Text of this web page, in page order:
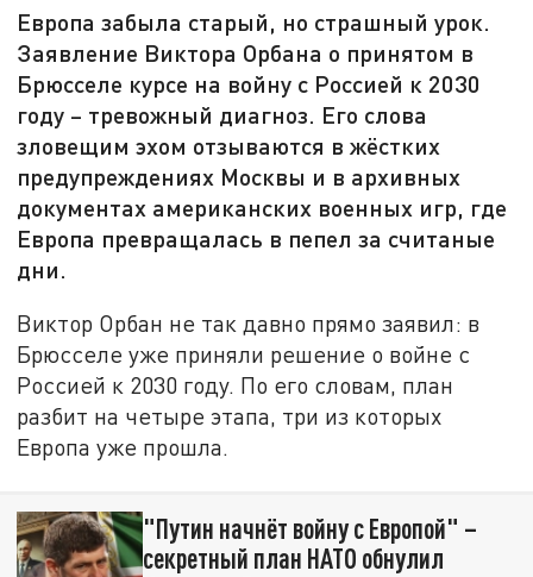
Европа забыла старый, но страшный урок.
Заявление Виктора Орбана о принятом в
Брюсселе курсе на войну с Россией к 2030
году – тревожный диагноз. Его слова
зловещим эхом отзываются в жёстких
предупреждениях Москвы и в архивных
документах американских военных игр, где
Европа превращалась в пепел за считаные
дни.
Виктор Орбан не так давно прямо заявил: в
Брюсселе уже приняли решение о войне с
Россией к 2030 году. По его словам, план
разбит на четыре этапа, три из которых
Европа уже прошла.
"Путин начнёт войну с Европой" –
секретный план НАТО обнулил